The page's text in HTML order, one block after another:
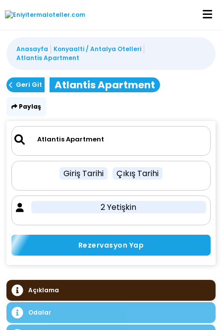
Anasayfa
Konyaalti / Antalya Otelleri
Atlantis Apartment
Geri Git Atlantis Apartment
Paylaş
Giriş Tarihi Çıkış Tarihi
2 Yetişkin
Rezervasyon Yap
Açıklama
Odalar